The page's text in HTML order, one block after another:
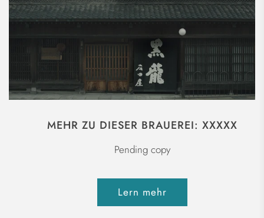
MEHR ZU DIESER BRAUEREI: XXXXX
Pending copy
Lern mehr